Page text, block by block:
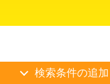
検索条件の追加